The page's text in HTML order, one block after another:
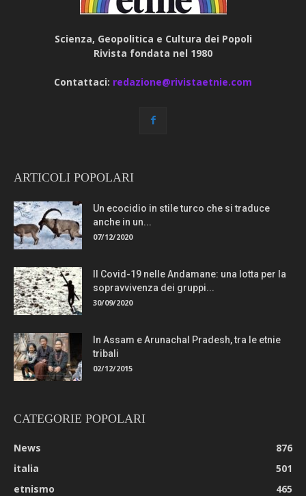
Scienza, Geopolitica e Cultura dei Popoli
Rivista fondata nel 1980
Contattaci: redazione@rivistaetnie.com
ARTICOLI POPOLARI
Un ecocidio in stile turco che si traduce
anche in un...
07/12/2020
Il Covid-19 nelle Andamane: una lotta per la
sopravvivenza dei gruppi...
30/09/2020
In Assam e Arunachal Pradesh, tra le etnie
tribali
02/12/2015
CATEGORIE POPOLARI
News
876
italia
501
etnismo
465